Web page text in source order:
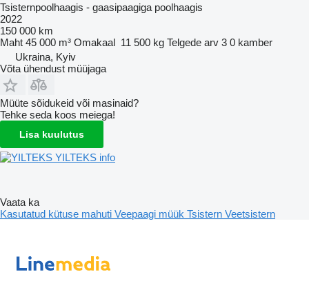
Tsisternpoolhaagis - gaasipaagiga poolhaagis
2022
150 000 km
Maht 45 000 m³ Omakaal 11 500 kg Telgede arv 3 0 kamber
Ukraina, Kyiv
Võta ühendust müüjaga
Müüte sõidukeid või masinaid?
Tehke seda koos meiega!
Lisa kuulutus
YILTEKS info
Vaata ka
Kasutatud kütuse mahuti Veepaagi müük Tsistern Veetsistern